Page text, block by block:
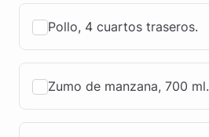
Pollo, 4 cuartos traseros.
Zumo de manzana, 700 ml.